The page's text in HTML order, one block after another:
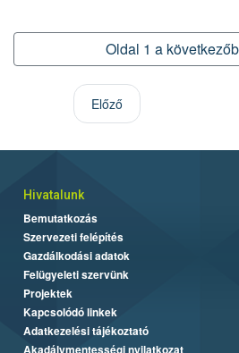
Oldal 1 a
Előző
Hivatalunk
Bemutatkozás
Szervezeti felépítés
Gazdálkodási adatok
Felügyeleti szervünk
Projektek
Kapcsolódó linkek
Adatkezelési tájékoztató
Akadálymentességi nyilatkozat